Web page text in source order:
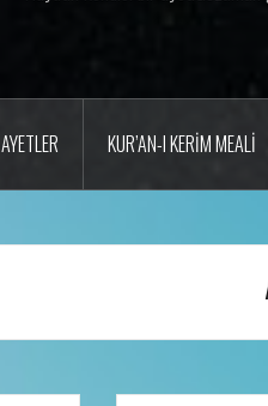
AYETLER KUR’AN-I KERIM MEALI